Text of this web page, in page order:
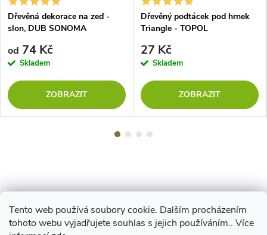
Tento web používá soubory cookie. Dalším procházením
tohoto webu vyjadřujete souhlas s jejich používáním.. Více
Dřevěná dekorace na zeď -
slon, DUB SONOMA
od 74 Kč
Skladem
ZOBRAZIT
Dřevěný podtácek pod hrnek
Triangle - TOPOL
27 Kč
Skladem
ZOBRAZIT
Z